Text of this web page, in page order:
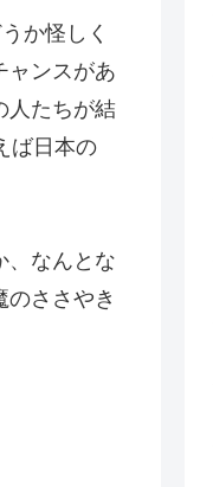
か怪しく
ャンスがあ
人たちが結
ば日本の
、なんとな
ささやき